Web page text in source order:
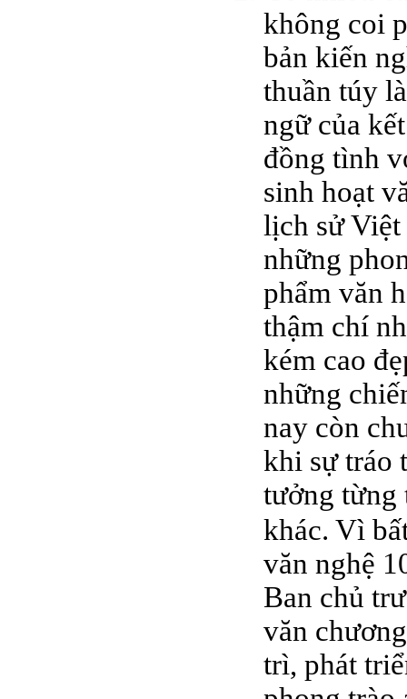
không coi
bản kiến
thuần túy
ngữ của
đồng tình
sinh hoạt
lịch sử Việt
những
phẩm văn
thậm chí
kém cao
những
nay còn
khi sự tráo
tưởng từng
khác. Vì
văn nghệ
Ban chủ
văn
trì, phát